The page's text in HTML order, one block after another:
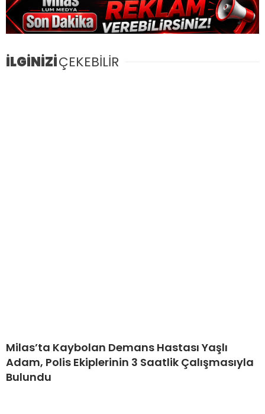
İLGİNİZİÇEKEBİLİR
Milas’ta Kaybolan Demans Hastası Yaşlı
Adam, Polis Ekiplerinin 3 Saatlik Çalışmasıyla
Bulundu